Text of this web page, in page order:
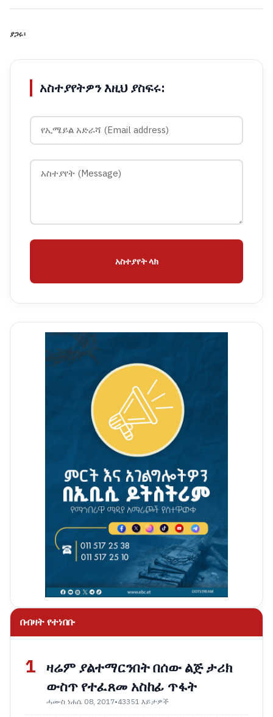
ያጋሩ፡
አስተያየትዎን እዚህ ያስፍሩ:
አስተያየት ላክ
በብዛት የተነበቡ
1 ዛሬም ያልተማርንበት በሰው ልጅ ታሪክ
ውስጥ የተፈጸመ አስከፊ ጥፋት
ሓሙስ ነሐሴ 08, 2017•43351 እይታዎች